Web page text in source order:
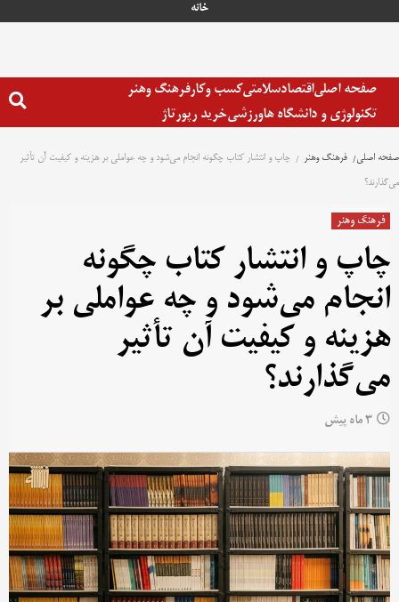
خانه
صفحه اصلیاقتصادسلامتیکسب وکارفرهنگ وهنر
تکنولوژی و دانشگاه هاورزشیخرید رپورتاژ
صفحه اصلی فرهنگ وهنر
چاپ و انتشار کتاب چگونه انجام می‌شود و چه عواملی بر هزینه و کیفیت آن تأثیر
می‌گذارند؟
فرهنگ وهنر
چاپ و انتشار کتاب چگونه
انجام می‌شود و چه عواملی بر
هزینه و کیفیت آن تأثیر
می‌گذارند؟
3 ماه پیش